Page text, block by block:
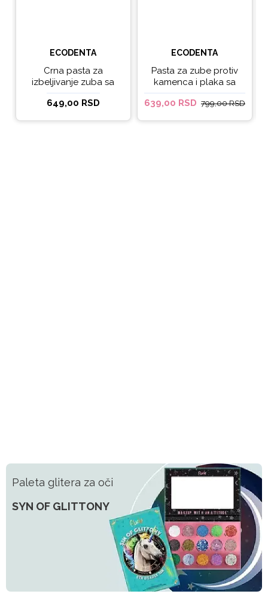
ECODENTA
Crna pasta za
izbeljivanje zuba sa
ukusom narandže
Ecodenta 100 ml
649,00 RSD
ECODENTA
Pasta za zube protiv
kamenca i plaka sa
kokosovim uljem
Ecodenta ORGANIC
639,00 RSD 799,00 RSD
Paleta glitera za oči
SYN OF GLITTONY